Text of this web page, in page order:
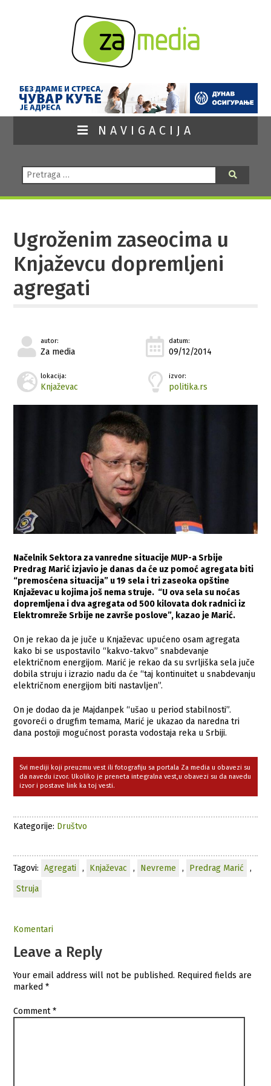
NAVIGACIJA
Pretraga:
Ugroženim zaseocima u
Knjaževcu dopremljeni
agregati
autor:
Za media
datum:
09/12/2014
lokacija:
Knjaževac
izvor:
politika.rs
Načelnik Sektora za vanredne situacije MUP-a Srbije
Predrag Marić izjavio je danas da će uz pomoć agregata biti
“premosćena situacija” u 19 sela i tri zaseoka opštine
Knjaževac u kojima još nema struje. “U ova sela su noćas
dopremljena i dva agregata od 500 kilovata dok radnici iz
Elektromreže Srbije ne završe poslove”, kazao je Marić.
On je rekao da je juče u Knjaževac upućeno osam agregata
kako bi se uspostavilo “kakvo-takvo” snabdevanje
električnom energijom. Marić je rekao da su svrljiška sela juče
dobila struju i izrazio nadu da će “taj kontinuitet u snabdevanju
električnom energijom biti nastavljen”.
On je dodao da je Majdanpek “ušao u period stabilnosti”.
govoreći o drugfim temama, Marić je ukazao da naredna tri
dana postoji mogućnost porasta vodostaja reka u Srbiji.
Svi mediji koji preuzmu vest ili fotografiju sa portala Za media u obavezi su
da navedu izvor. Ukoliko je preneta integralna vest,u obavezi su da navedu
izvor i postave link ka toj vesti.
Kategorije: Društvo
Tagovi: Agregati , Knjaževac , Nevreme , Predrag Marić
,
Struja
Komentari
Leave a Reply
Your email address will not be published. Required fields are
marked*
Comment*